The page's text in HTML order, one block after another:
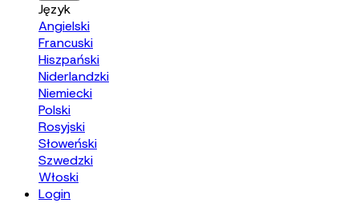
Język
Angielski
Francuski
Hiszpański
Niderlandzki
Niemiecki
Polski
Rosyjski
Słoweński
Szwedzki
Włoski
Login